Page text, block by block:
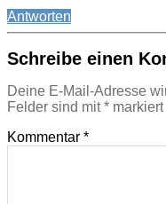
Antworten
Schreibe einen
Deine E-Mail-Adresse
Felder sind mit* markiert
Kommentar *